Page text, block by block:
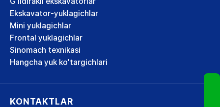
Ekskavator-yuklagichlar
Mini yuklagichlar
Frontal yuklagichlar
Sinomach texnikasi
Hangcha yuk ko'targichlari
KONTAKTLAR